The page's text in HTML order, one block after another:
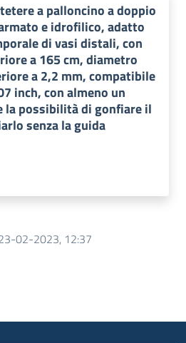
a palloncino a doppio
e idrofilico, adatto
di vasi distali, con
a 165 cm, diametro
a 2,2 mm, compatibile
inch, con almeno un
la possibilità di gonfiare il
senza la guida
02-2023, 12:37